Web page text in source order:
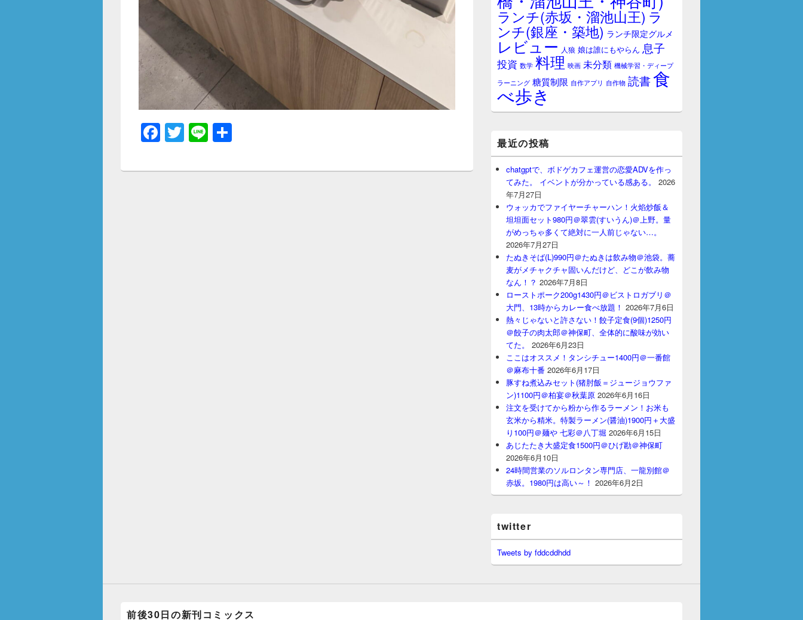
F
c
T
tt
Li
e
ランチ(赤坂・溜池山王) ラ
ンチ(銀座・築地) ランチ限定グルメ
レビュー 人狼 娘は誰にもやらん 息子
投資 数学 料理 映画 未分類 機械学習・ディープ
ラーニング 糖質制限 自作アプリ 自作物 読書食
べ歩き
最近の投稿
chatgptで、ボドゲカフェ運営の恋愛ADVを作っ
てみた。 イベントが分かっている感ある。
2026
年7月27日
ウォッカでファイヤーチャーハン！火焰炒飯＆
坦坦面セット980円＠翠雲(すいうん)＠上野。量
がめっちゃ多くて絶対に一人前じゃない…。
2026年7月27日
たぬきそば(L)990円＠たぬきは飲み物＠池袋。蕎
麦がメチャクチャ固いんだけど、どこが飲み物
なん！？ 2026年7月8日
ローストポーク200g1430円＠ビストロガブリ＠
大門、13時からカレー食べ放題！ 2026年7月6日
熱々じゃないと許さない！餃子定食(9個)1250円
＠餃子の肉太郎＠神保町、全体的に酸味が効い
てた。
2026年6月23日
ここはオススメ！タンシチュー1400円＠一番館
＠麻布十番 2026年6月17日
豚すね煮込みセット(猪肘飯＝ジュージョウファ
ン)1100円＠柏宴＠秋葉原 2026年6月16日
注文を受けてから粉から作るラーメン！お米も
玄米から精米。特製ラーメン(醤油)1900円＋大盛
り100円＠麺や 七彩＠八丁堀 2026年6月15日
あじたたき大盛定食1500円＠ひげ勘＠神保町
2026年6月10日
24時間営業のソルロンタン専門店、一龍別館＠
赤坂。1980円は高い～！ 2026年6月2日
twitter
Tweets by fddcddhdd
前後30日の新刊コミックス